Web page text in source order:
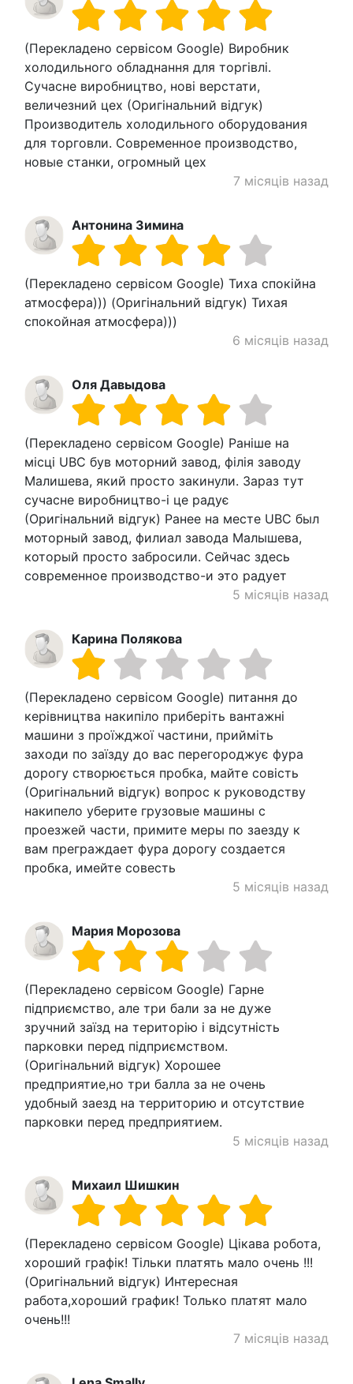
(Перекладено сервісом Google) Виробник
холодильного обладнання для торгівлі.
Сучасне виробництво, нові верстати,
величезний цех (Оригінальний відгук)
Производитель холодильного оборудования
для торговли. Современное производство,
новые станки, огромный цех
7 місяців назад
Антонина Зимина
(Перекладено сервісом Google) Тиха спокійна
атмосфера))) (Оригінальний відгук) Тихая
спокойная атмосфера)))
6 місяців назад
Оля Давыдова
(Перекладено сервісом Google) Раніше на
місці UBC був моторний завод, філія заводу
Малишева, який просто закинули. Зараз тут
сучасне виробництво-і це радує
(Оригінальний відгук) Ранее на месте UBC был
моторный завод, филиал завода Малышева,
который просто забросили. Сейчас здесь
современное производство-и это радует
5 місяців назад
Карина Полякова
(Перекладено сервісом Google) питання до
керівництва накипіло приберіть вантажні
машини з проїжджої частини, прийміть
заходи по заїзду до вас перегороджує фура
дорогу створюється пробка, майте совість
(Оригінальний відгук) вопрос к руководству
накипело уберите грузовые машины с
проезжей части, примите меры по заезду к
вам преграждает фура дорогу создается
пробка, имейте совесть
5 місяців назад
Мария Морозова
(Перекладено сервісом Google) Гарне
підприємство, але три бали за не дуже
зручний заїзд на територію і відсутність
парковки перед підприємством.
(Оригінальний відгук) Хорошее
предприятие,но три балла за не очень
удобный заезд на территорию и отсутствие
парковки перед предприятием.
5 місяців назад
Михаил Шишкин
(Перекладено сервісом Google) Цікава робота,
хороший графік! Тільки платять мало очень !!!
(Оригінальний відгук) Интересная
работа,хороший график! Только платят мало
очень!!!
7 місяців назад